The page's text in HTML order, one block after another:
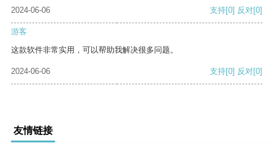
2024-06-06 支持[0] 反对[0]
游客
这款软件非常实用，可以帮助我解决很多问题。
2024-06-06 支持[0] 反对[0]
友情链接